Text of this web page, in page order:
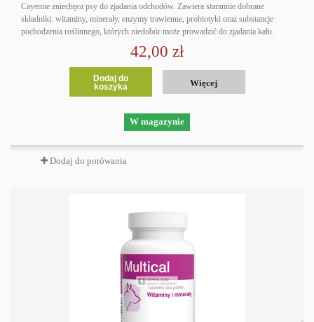
Cayenne zniechęca psy do zjadania odchodów. Zawiera starannie dobrane
składniki: witaminy, minerały, enzymy trawienne, probiotyki oraz substancje
pochodzenia roślinnego, których niedobór może prowadzić do zjadania kału.
42,00 zł
Dodaj do
koszyka
Więcej
W magazynie
Dodaj do porówania